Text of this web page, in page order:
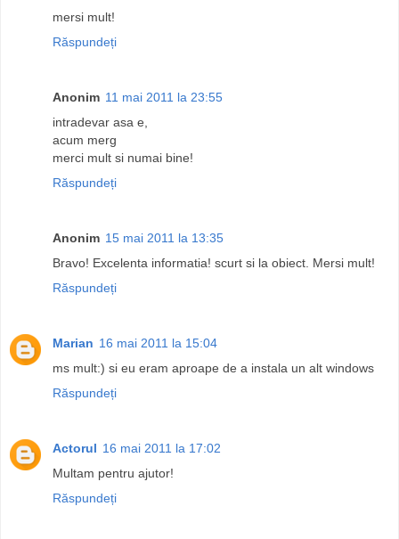
mersi mult!
Răspundeți
Anonim 11 mai 2011 la 23:55
intradevar asa e,
acum merg
merci mult si numai bine!
Răspundeți
Anonim 15 mai 2011 la 13:35
Bravo! Excelenta informatia! scurt si la obiect. Mersi mult!
Răspundeți
Marian 16 mai 2011 la 15:04
ms mult:) si eu eram aproape de a instala un alt windows
Răspundeți
Actorul 16 mai 2011 la 17:02
Multam pentru ajutor!
Răspundeți